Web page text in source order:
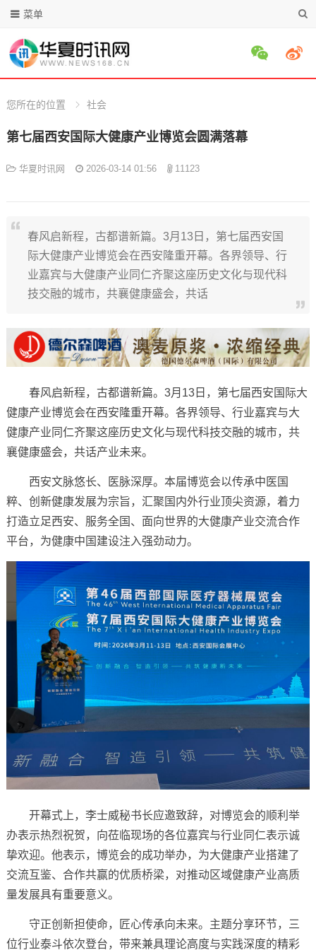
菜单
您所在的位置 社会
第七届西安国际大健康产业博览会圆满落幕
华夏时讯网 2026-03-14 01:56 11123
春风启新程，古都谱新篇。3月13日，第七届西安国
际大健康产业博览会在西安隆重开幕。各界领导、行
业嘉宾与大健康产业同仁齐聚这座历史文化与现代科
技交融的城市，共襄健康盛会，共话
春风启新程，古都谱新篇。3月13日，第七届西安国际大
健康产业博览会在西安隆重开幕。各界领导、行业嘉宾与大
健康产业同仁齐聚这座历史文化与现代科技交融的城市，共
襄健康盛会，共话产业未来。
西安文脉悠长、医脉深厚。本届博览会以传承中医国
粹、创新健康发展为宗旨，汇聚国内外行业顶尖资源，着力
打造立足西安、服务全国、面向世界的大健康产业交流合作
平台，为健康中国建设注入强劲动力。
开幕式上，李士威秘书长应邀致辞，对博览会的顺利举
办表示热烈祝贺，向莅临现场的各位嘉宾与行业同仁表示诚
挚欢迎。他表示，博览会的成功举办，为大健康产业搭建了
交流互鉴、合作共赢的优质桥梁，对推动区域健康产业高质
量发展具有重要意义。
守正创新担使命，匠心传承向未来。主题分享环节，三
位行业泰斗依次登台，带来兼具理论高度与实践深度的精彩